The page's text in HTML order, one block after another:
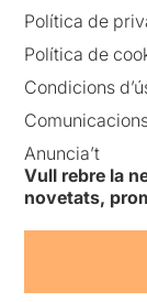
Política de
Política de
Condicions
Anuncia’t
Vull rebre la
novetats,